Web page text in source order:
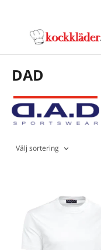
DAD
Välj sortering